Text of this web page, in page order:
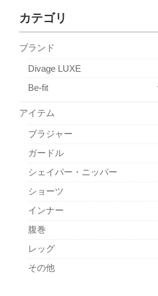
カテゴリ
ブランド
Divage LUXE
Be-fit
アイテム
ブラジャー
ガードル
シェイパー・ニッパー
ショーツ
インナー
腹巻
レッグ
その他